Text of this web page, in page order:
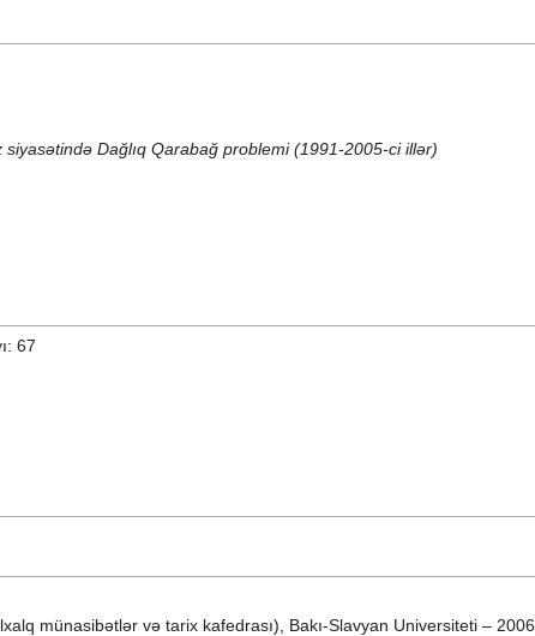
siyasətində Dağlıq Qarabağ problemi (1991-2005-ci illər)
67
münasibətlər və tarix kafedrası), Bakı-Slavyan Universiteti –